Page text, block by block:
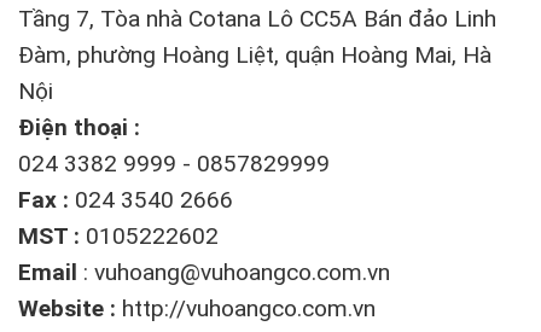
Tầng 7, Tòa nhà Cotana Lô CC5A Bán đảo Linh
Đàm, phường Hoàng Liệt, quận Hoàng Mai, Hà
Nội
Điện thoại :
024 3382 9999 - 0857829999
Fax : 024 3540 2666
MST : 0105222602
Email : vuhoang@vuhoangco.com.vn
Website : http://vuhoangco.com.vn